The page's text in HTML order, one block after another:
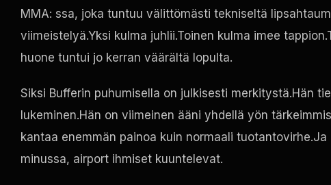
MMA: ssa, joka tuntuu välittömästi tekniseltä
viimeistelyä.Yksi kulma juhlii.Toinen kulma imee
huone tuntui jo kerran väärältä lopulta.
Siksi Bufferin puhumisella on julkisesti merkitystä.Hän
lukeminen.Hän on viimeinen ääni yhdellä yön
kantaa enemmän painoa kuin normaali
minussa, airport ihmiset kuuntelevat.